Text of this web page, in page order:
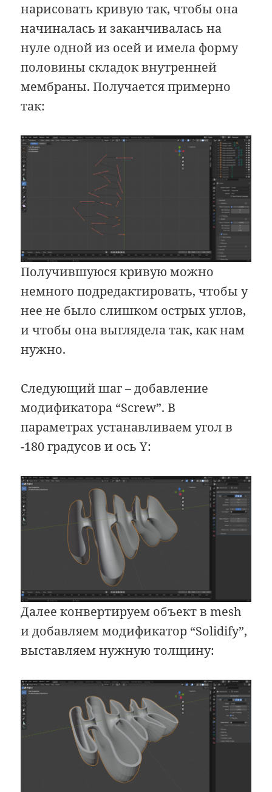
нарисовать кривую так, чтобы она
начиналась и заканчивалась на
нуле одной из осей и имела форму
половины складок внутренней
мембраны. Получается примерно
так:
Получившуюся кривую можно
немного подредактировать, чтобы у
нее не было слишком острых углов,
и чтобы она выглядела так, как нам
нужно.
Следующий шаг – добавление
модификатора “Screw”. В
параметрах устанавливаем угол в
-180 градусов и ось Y:
Далее конвертируем объект в mesh
и добавляем модификатор “Solidify”,
выставляем нужную толщину: